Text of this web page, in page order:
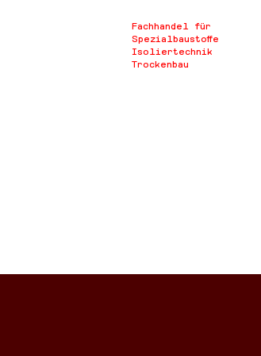
Fachhandel für
Spezialbaustoffe
Isoliertechnik
Trockenbau